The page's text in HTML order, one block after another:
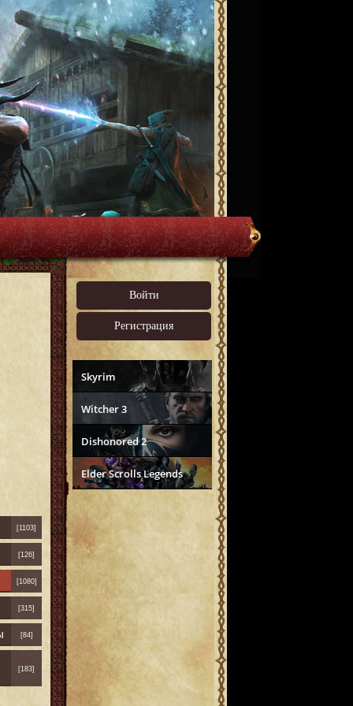
Войти
Регистрация
Skyrim
Witcher 3
Dishonored 2
Elder Scrolls Legends
[1103]
[126]
[1080]
[315]
[84]
[183]